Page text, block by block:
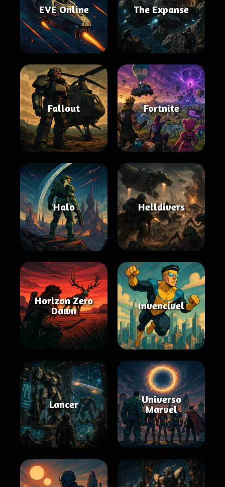
EVE Online The Expanse
Fallout Fortnite
Halo Helldivers
Horizon Zero
Dawn
Invencível
Lancer
Universo
Marvel